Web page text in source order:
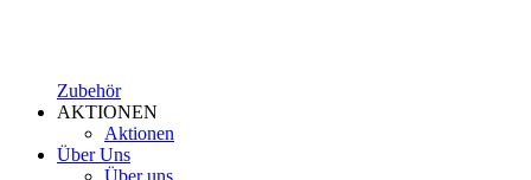
Zubehör
AKTIONEN
Aktionen
Über Uns
Über uns